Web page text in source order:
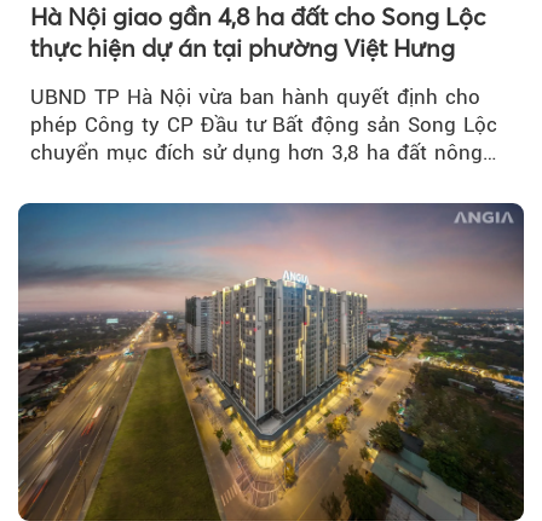
Hà Nội giao gần 4,8 ha đất cho Song Lộc
thực hiện dự án tại phường Việt Hưng
UBND TP Hà Nội vừa ban hành quyết định cho
phép Công ty CP Đầu tư Bất động sản Song Lộc
chuyển mục đích sử dụng hơn 3,8 ha đất nông